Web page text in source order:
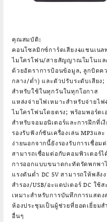
คุณสมบัติ:
คอนโซลมิกซ์การ์ดเสียง4แชนเน
ไมโครโฟน/สายสัญญาณโมโนและ
ด้วยอัตราการป้อนข้อมูล, ลูกบิด
กลาง/ต่ำ) และตัวปรับระดับเสียง;
สำหรับใช้ในทุกวันในทุกโอกาส
แหล่งจ่ายไฟเหมาะสำหรับจ่ายไ
ไมโครโฟนโดยตรง; พร้อมพอร์ต
สำหรับจอมอนิเตอร์และการฝึกที่เ
รองรับฟังก์ชันเครื่องเล่น MP3แ
ง่ายนอกจากนี้ยังรองรับการเชื่อ
สามารถเชื่อมต่อกับคอมพิวเตอร์ไ
การออกแบบขนาดกะทัดรัดพกพา
แรงดันต่ำ DC 5V สามารถให้พลั
สำรอง/USB/อะแดปเตอร์ DC ใช้
เหมาะสำหรับการบันทึกการแสด
ห้องประชุมเป็นผู้ช่วยที่ยอดเยี่ยม
อื่นๆ